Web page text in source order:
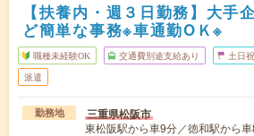
【扶養内・週３日勤務】大手
ど簡単な事務※車通勤OＫ※
職種未経験OK 交通費別途支給あり 土日
派遣
勤務地 三重県松阪市
東松阪駅から車9分／徳和駅から